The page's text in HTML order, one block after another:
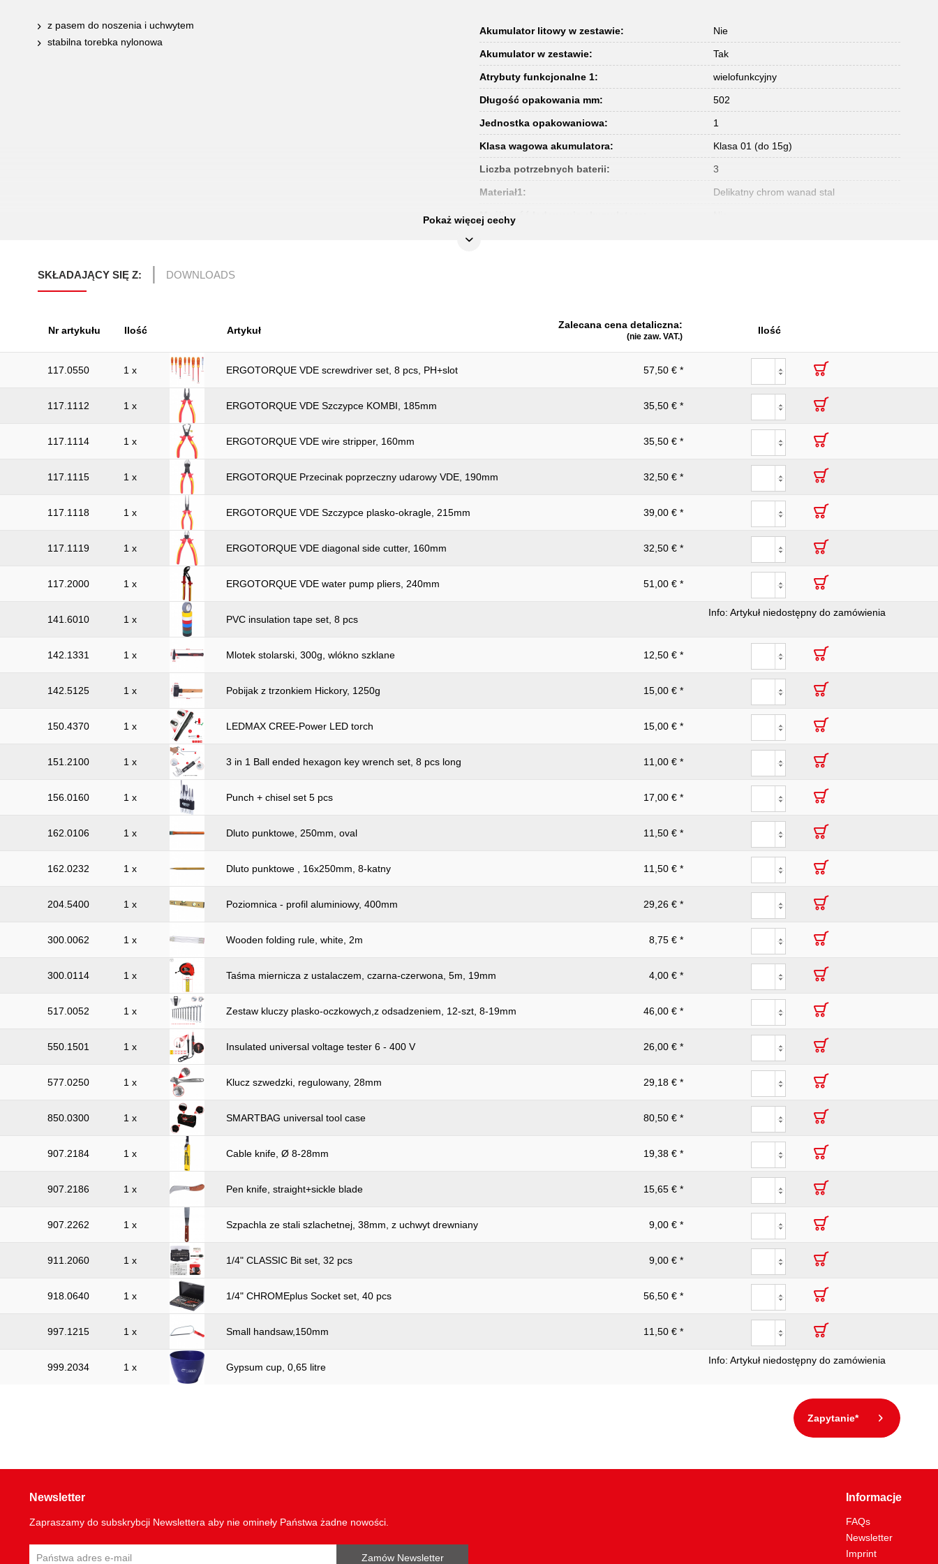
z pasem do noszenia i uchwytem
stabilna torebka nylonowa
Akumulator litowy w zestawie: Nie
Akumulator w zestawie: Tak
Atrybuty funkcjonalne 1: wielofunkcyjny
Długość opakowania mm: 502
Jednostka opakowaniowa: 1
Klasa wagowa akumulatora: Klasa 01 (do 15g)
Liczba potrzebnych baterii: 3
Materiał1: Delikatny chrom wanad stal
Możliwość ładowania akumulatora:
Wysokość opakowania mm: 244
alkaliczny mangan (alkaliczny)
Pokaż więcej cechy
SKŁADAJĄCY SIĘ Z: DOWNLOADS
Nr artykułu Ilość Artykuł Zalecana cena detaliczna:
(nie zaw. VAT.)
Ilość
117.0550 1 x ERGOTORQUE VDE screwdriver set, 8 pcs, PH+slot 57,50 € *
117.1112 1 x ERGOTORQUE VDE Szczypce KOMBI, 185mm 35,50 € *
117.1114 1 x ERGOTORQUE VDE wire stripper, 160mm 35,50 € *
117.1115 1 x ERGOTORQUE Przecinak poprzeczny udarowy VDE, 190mm 32,50 € *
117.1118 1 x ERGOTORQUE VDE Szczypce plasko-okragle, 215mm 39,00 € *
117.1119 1 x ERGOTORQUE VDE diagonal side cutter, 160mm 32,50 € *
117.2000 1 x ERGOTORQUE VDE water pump pliers, 240mm 51,00 € *
141.6010 1 x PVC insulation tape set, 8 pcs
Info: Artykuł niedostępny do zamówienia
142.1331 1 x Mlotek stolarski, 300g, wlókno szklane 12,50 € *
142.5125 1 x Pobijak z trzonkiem Hickory, 1250g 15,00 € *
150.4370 1 x LEDMAX CREE-Power LED torch 15,00 € *
151.2100 1 x 3 in 1 Ball ended hexagon key wrench set, 8 pcs long 11,00 € *
156.0160 1 x Punch + chisel set 5 pcs 17,00 € *
162.0106 1 x Dluto punktowe, 250mm, oval 11,50 € *
162.0232 1 x Dluto punktowe , 16x250mm, 8-katny 11,50 € *
204.5400 1 x Poziomnica - profil aluminiowy, 400mm 29,26 € *
300.0062 1 x Wooden folding rule, white, 2m 8,75 € *
300.0114 1 x Taśma miernicza z ustalaczem, czarna-czerwona, 5m, 19mm 4,00 € *
517.0052 1 x Zestaw kluczy plasko-oczkowych,z odsadzeniem, 12-szt, 8-19mm 46,00 € *
550.1501 1 x Insulated universal voltage tester 6 - 400 V 26,00 € *
577.0250 1 x Klucz szwedzki, regulowany, 28mm 29,18 € *
850.0300 1 x SMARTBAG universal tool case 80,50 € *
907.2184 1 x Cable knife, Ø 8-28mm 19,38 € *
907.2186 1 x Pen knife, straight+sickle blade 15,65 € *
907.2262 1 x Szpachla ze stali szlachetnej, 38mm, z uchwyt drewniany 9,00 € *
911.2060 1 x 1/4" CLASSIC Bit set, 32 pcs 9,00 € *
918.0640 1 x 1/4" CHROMEplus Socket set, 40 pcs 56,50 € *
997.1215 1 x Small handsaw,150mm 11,50 € *
999.2034 1 x Gypsum cup, 0,65 litre
Info: Artykuł niedostępny do zamówienia
Zapytanie*
Newsletter
Zapraszamy do subskrybcji Newslettera aby nie omineły Państwa żadne nowości.
Zamów Newsletter
Informacje
FAQs
Newsletter
Imprint